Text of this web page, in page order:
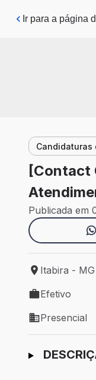
Pular para o
Ir para a página
Candidaturas
[Contact
Publicada em
Local de
Itabira - MG
Tipo de vaga:
Efetivo
Modelo de
Presencial
Ir para